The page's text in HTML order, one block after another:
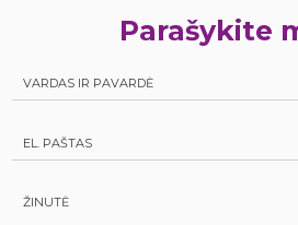
Parašykite